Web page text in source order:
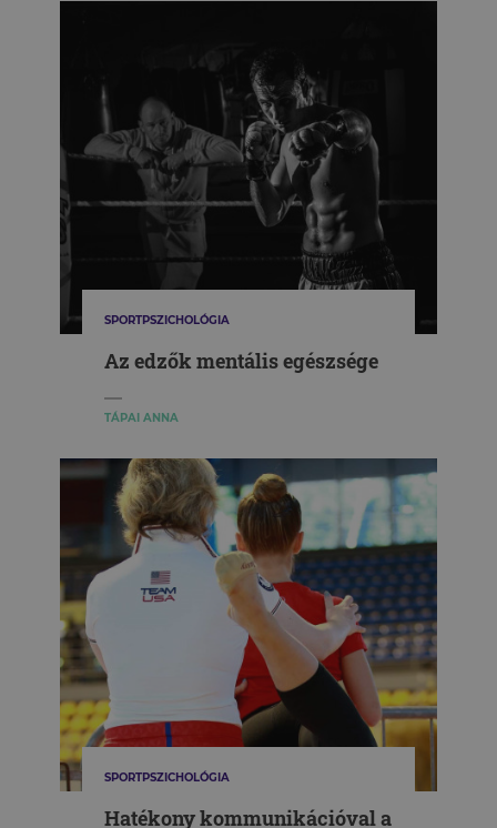
SPORTPSZICHOLÓGIA
Az edzők mentális egészsége
TÁPAI ANNA
SPORTPSZICHOLÓGIA
Hatékony kommunikációval a